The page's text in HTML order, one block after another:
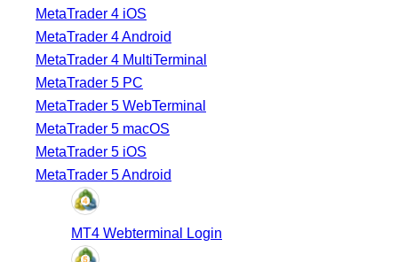
MetaTrader 4 iOS
MetaTrader 4 Android
MetaTrader 4 MultiTerminal
MetaTrader 5 PC
MetaTrader 5 WebTerminal
MetaTrader 5 macOS
MetaTrader 5 iOS
MetaTrader 5 Android
MT4 Webterminal Login